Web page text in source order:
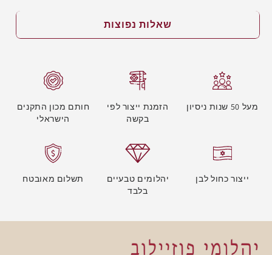
שאלות נפוצות
מעל 50 שנות ניסיון
הזמנת ייצור לפי
בקשה
חותם מכון התקנים
הישראלי
ייצור כחול לבן
יהלומים טבעיים
בלבד
תשלום מאובטח